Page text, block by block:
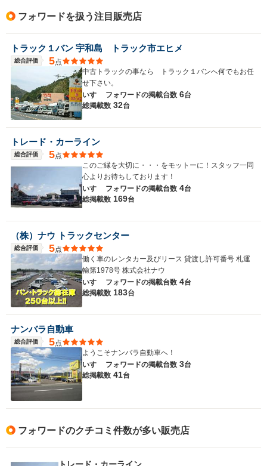
フォワードを扱う注目販売店
トラック１バン 宇和島 トラック市エヒメ
総合評価 5点
中古トラックの事なら トラック１バンへ何でもお任
せ下さい。
いすゞ フォワードの掲載台数 6台
総掲載数 32台
トレード・カーライン
総合評価 5点
このご縁を大切に・・・をモットーに！スタッフ一同
心よりお待ちしております！
いすゞ フォワードの掲載台数 4台
総掲載数 169台
（株）ナウ トラックセンター
総合評価 5点
働く車のレンタカー及びリース 貸渡し許可番号 札運
輸第1978号 株式会社ナウ
いすゞ フォワードの掲載台数 4台
総掲載数 183台
ナンバラ自動車
総合評価 5点
ようこそナンバラ自動車へ！
いすゞ フォワードの掲載台数 3台
総掲載数 41台
フォワードのクチコミ件数が多い販売店
トレード・カーライン